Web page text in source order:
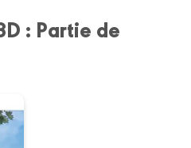
: Partie de